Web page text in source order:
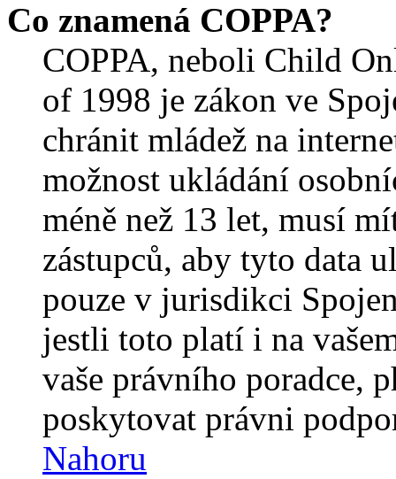
Co znamená COPPA?
COPPA, neboli Child
of 1998 je zákon ve
chránit mládež na
možnost ukládání
méně než 13 let, musí
zástupců, aby tyto data
pouze v jurisdikci
jestli toto platí i na
vaše právního poradce,
poskytovat právni
Nahoru